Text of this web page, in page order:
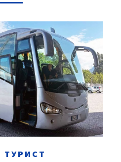
ТУРИСТ